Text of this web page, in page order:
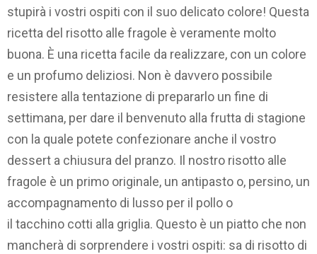
stupirà i vostri ospiti con il suo delicato colore! Questa
ricetta del risotto alle fragole è veramente molto
buona. È una ricetta facile da realizzare, con un colore
e un profumo deliziosi. Non è davvero possibile
resistere alla tentazione di prepararlo un fine di
settimana, per dare il benvenuto alla frutta di stagione
con la quale potete confezionare anche il vostro
dessert a chiusura del pranzo. Il nostro risotto alle
fragole è un primo originale, un antipasto o, persino, un
accompagnamento di lusso per il pollo o
il tacchino cotti alla griglia. Questo è un piatto che non
mancherà di sorprendere i vostri ospiti: sa di risotto di